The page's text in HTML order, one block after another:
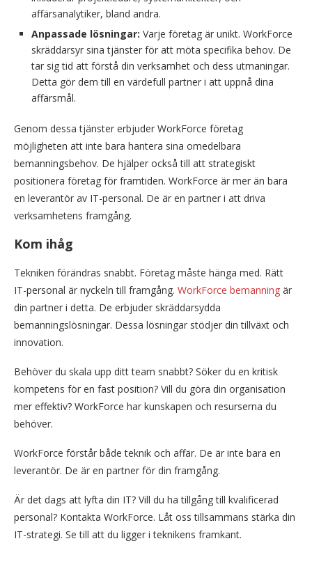
affärsanalytiker, bland andra.
Anpassade lösningar: Varje företag är unikt. WorkForce
skräddarsyr sina tjänster för att möta specifika behov. De
tar sig tid att förstå din verksamhet och dess utmaningar.
Detta gör dem till en värdefull partner i att uppnå dina
affärsmål.
Genom dessa tjänster erbjuder WorkForce företag
möjligheten att inte bara hantera sina omedelbara
bemanningsbehov. De hjälper också till att strategiskt
positionera företag för framtiden. WorkForce är mer än bara
en leverantör av IT-personal. De är en partner i att driva
verksamhetens framgång.
Kom ihåg
Tekniken förändras snabbt. Företag måste hänga med. Rätt
IT-personal är nyckeln till framgång. WorkForce bemanning är
din partner i detta. De erbjuder skräddarsydda
bemanningslösningar. Dessa lösningar stödjer din tillväxt och
innovation.
Behöver du skala upp ditt team snabbt? Söker du en kritisk
kompetens för en fast position? Vill du göra din organisation
mer effektiv? WorkForce har kunskapen och resurserna du
behöver.
WorkForce förstår både teknik och affär. De är inte bara en
leverantör. De är en partner för din framgång.
Är det dags att lyfta din IT? Vill du ha tillgång till kvalificerad
personal? Kontakta WorkForce. Låt oss tillsammans stärka din
IT-strategi. Se till att du ligger i teknikens framkant.